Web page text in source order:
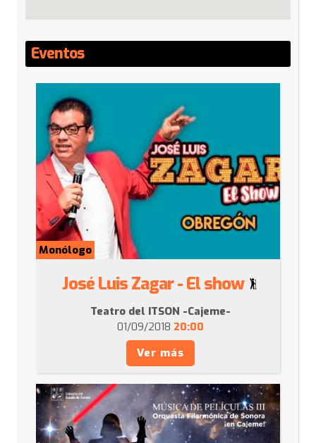
Eventos
Monólogo
José Luis Zagar - El show
Teatro del ITSON -Cajeme-
01/09/2018 20:00
Ver más